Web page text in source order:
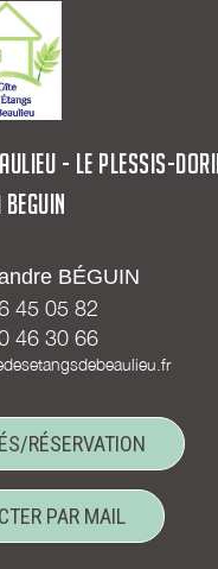
- LE PLESSIS-
BÉGUIN
45 05 82
46 30 66
RÉSERVATION
PAR MAIL